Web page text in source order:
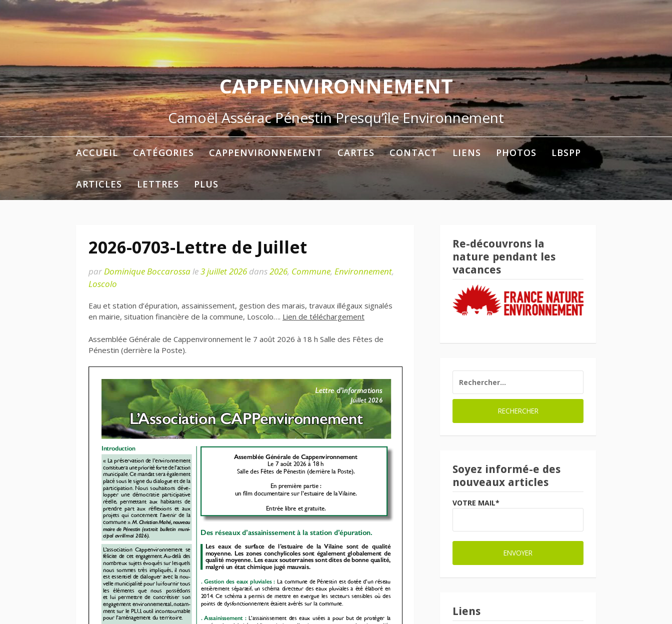
Aller
au
contenu
CAPPENVIRONNEMENT
Camoël Assérac Pénestin Presqu’île Environnement
ACCUEIL CATÉGORIES CAPPENVIRONNEMENT CARTES CONTACT LIENS PHOTOS LBSPP
ARTICLES LETTRES PLUS
2026-0703-Lettre de Juillet
parDominique Boccarossale3 juillet 2026dans2026, Commune, Environnement,
Loscolo
Eau et station d’épuration, assainissement, gestion des marais, travaux illégaux signalés
en mairie, situation financière de la commune, Loscolo…. Lien de téléchargement
Assemblée Générale de Cappenvironnement le 7 août 2026 à 18 h Salle des Fêtes de
Pénestin (derrière la Poste).
Re-découvrons la
nature pendant les
vacances
Soyez informé-e des
nouveaux articles
VOTRE MAIL*
Liens